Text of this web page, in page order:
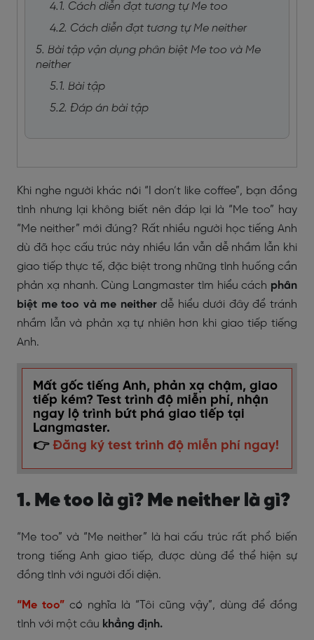
4.1. Cách diễn đạt tương tự Me too
4.2. Cách diễn đạt tương tự Me neither
5. Bài tập vận dụng phân biệt Me too và Me
neither
5.1. Bài tập
5.2. Đáp án bài tập
Khi nghe người khác nói “I don’t like coffee”, bạn đồng
tình nhưng lại không biết nên đáp lại là “Me too” hay
“Me neither” mới đúng? Rất nhiều người học tiếng Anh
dù đã học cấu trúc này nhiều lần vẫn dễ nhầm lẫn khi
giao tiếp thực tế, đặc biệt trong những tình huống cần
phản xạ nhanh. Cùng Langmaster tìm hiểu cách phân
biệt me too và me neitherdễ hiểu dưới đây để tránh
nhầm lẫn và phản xạ tự nhiên hơn khi giao tiếp tiếng
Anh.
Mất gốc tiếng Anh, phản xạ chậm, giao
tiếp kém? Test trình độ miễn phí, nhận
ngay lộ trình bứt phá giao tiếp tại
Langmaster.
👉 Đăng ký test trình độ miễn phí ngay!
1. Me too là gì? Me neither là gì?
“Me too” và “Me neither” là hai cấu trúc rất phổ biến
trong tiếng Anh giao tiếp, được dùng để thể hiện sự
đồng tình với người đối diện.
“Me too” có nghĩa là “Tôi cũng vậy”, dùng để đồng
tình với một câu khẳng định.